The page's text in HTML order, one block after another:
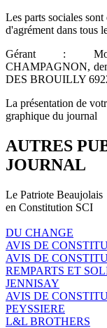
Les parts sociales sont
d'agrément dans tous
Gérant :
CHAMPAGNON,
DES BROUILLY
La présentation de
graphique du journal
AUTRES
JOURNAL
Le Patriote Beaujolais
en Constitution SCI
DU CHANGE
AVIS DE
AVIS DE
REMPARTS ET
JENNISAY
AVIS DE
PEYSSIERE
L&L BROTHERS